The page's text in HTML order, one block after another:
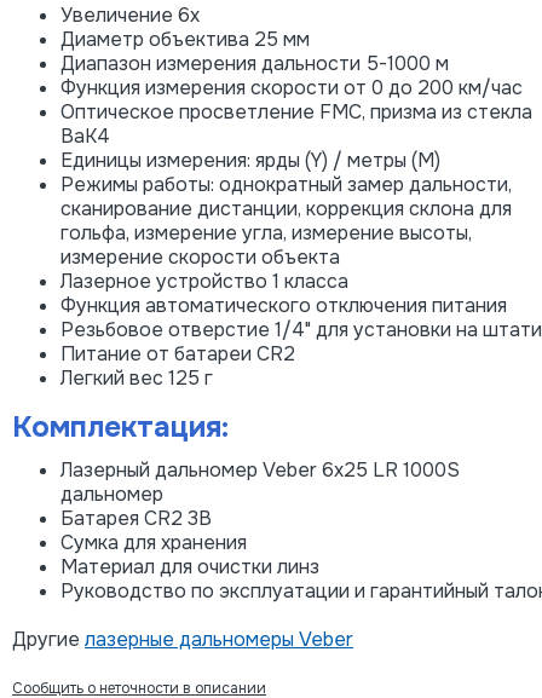
Увеличение 6х
Диаметр объектива 25 мм
Диапазон измерения дальности 5-1000 м
Функция измерения скорости от 0 до 200 км/час
Оптическое просветление FMC, призма из стекла
ВаК4
Единицы измерения: ярды (Y) / метры (М)
Режимы работы: однократный замер дальности,
сканирование дистанции, коррекция склона для
гольфа, измерение угла, измерение высоты,
измерение скорости объекта
Лазерное устройство 1 класса
Функция автоматического отключения питания
Резьбовое отверстие 1/4" для установки на
Питание от батареи CR2
Легкий вес 125 г
Комплектация:
Лазерный дальномер Veber 6x25 LR 1000S
дальномер
Батарея CR2 3В
Сумка для хранения
Материал для очистки линз
Руководство по эксплуатации и гарантийный
Другие лазерные дальномеры Veber
Сообщить о неточности в описании